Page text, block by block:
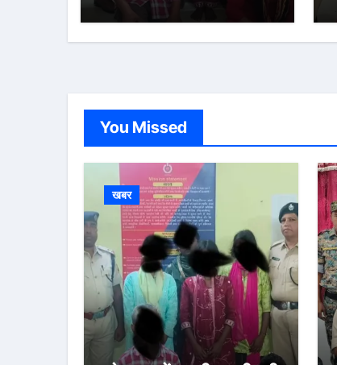
You Missed
खबर